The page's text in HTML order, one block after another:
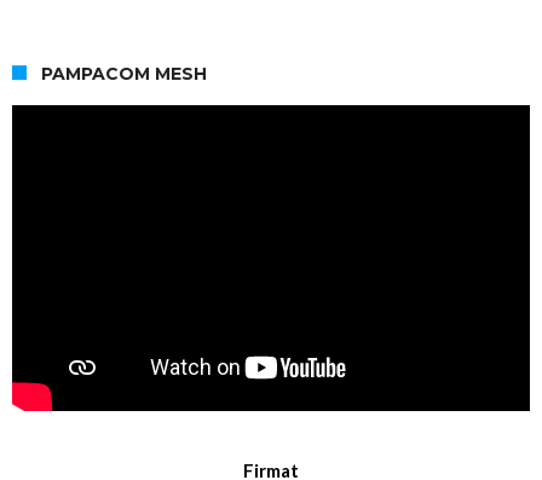
PAMPACOM MESH
Firmat